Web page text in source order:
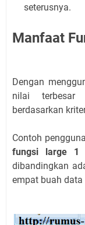
seterusnya.
Manfaat
Dengan
nilai terbesar
berdasarkan
Contoh
fungsi large 1
dibandingkan
empat buah data